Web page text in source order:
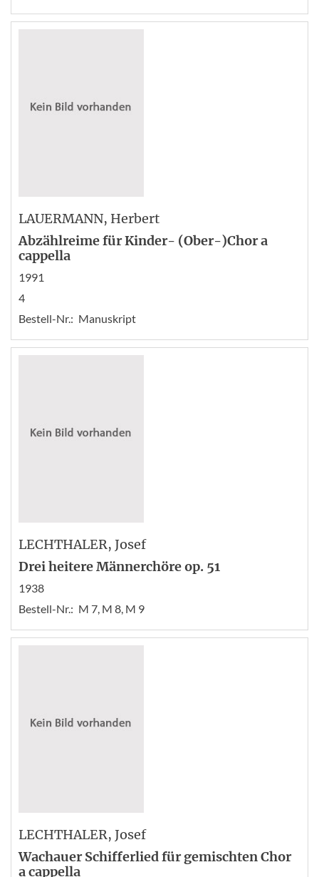
LAUERMANN, Herbert
Abzählreime für Kinder- (Ober-)Chor a
cappella
1991
4
Bestell-Nr.: Manuskript
LECHTHALER, Josef
Drei heitere Männerchöre op. 51
1938
Bestell-Nr.: M 7, M 8, M 9
LECHTHALER, Josef
Wachauer Schifferlied für gemischten Chor
a cappella